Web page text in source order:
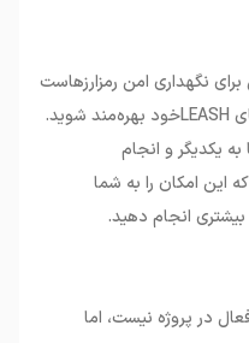
نگهداری امن رمزارزهاست
که از آن می‌توانید برای ذخیره توکن‌های LEASHخود بهره‌مند شوید.
به یکدیگر و انجام
این امکان را به شما
انجام دهید.
در پروژه نیست، اما